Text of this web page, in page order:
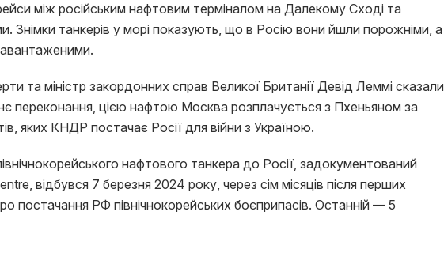
між російським нафтовим терміналом на Далекому Сході та
Знімки танкерів у морі показують, що в Росію вони йшли порожніми, а
та міністр закордонних справ Великої Британії Девід Леммі сказали
переконання, цією нафтою Москва розплачується з Пхеньяном за
яких КНДР постачає Росії для війни з Україною.
нафтового танкера до Росії, задокументований
відбувся 7 березня 2024 року, через сім місяців після перших
постачання РФ північнокорейських боєприпасів. Останній — 5